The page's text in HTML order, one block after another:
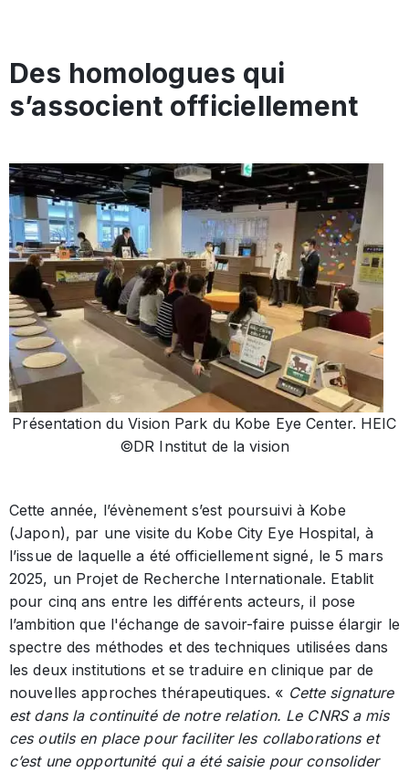
Des homologues qui
s’associent officiellement
Présentation du Vision Park du Kobe Eye Center. HEIC
©DR Institut de la vision
Cette année, l’évènement s’est poursuivi à Kobe
(Japon), par une visite du Kobe City Eye Hospital, à
l’issue de laquelle a été officiellement signé, le 5 mars
2025, un Projet de Recherche Internationale. Etablit
pour cinq ans entre les différents acteurs, il pose
l’ambition que l'échange de savoir-faire puisse élargir le
spectre des méthodes et des techniques utilisées dans
les deux institutions et se traduire en clinique par de
nouvelles approches thérapeutiques. « Cette signature
est dans la continuité de notre relation. Le CNRS a mis
ces outils en place pour faciliter les collaborations et
c’est une opportunité qui a été saisie pour consolider